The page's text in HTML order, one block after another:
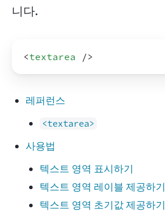
니다.
<textarea />
레퍼런스
<textarea>
사용법
텍스트 영역 표시하기
텍스트 영역 레이블 제공하기
텍스트 영역 초기값 제공하기